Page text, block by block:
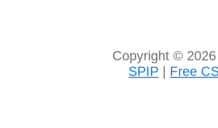
Copyright ©
SPIP | Free